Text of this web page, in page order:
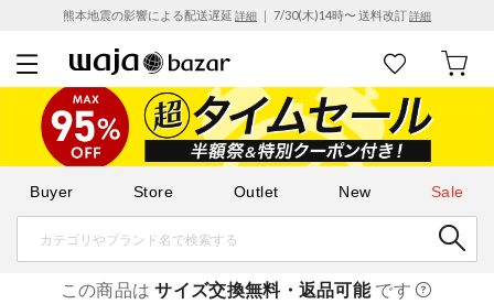
熊本地震の影響による配送遅延 詳細 ｜ 7/30(木)14時〜 送料改訂詳細
Buyer Store Outlet New Sale
この商品はサイズ交換無料・返品可能です